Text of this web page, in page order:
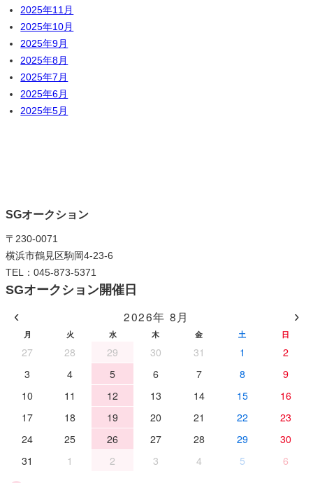
2025年11月
2025年10月
2025年9月
2025年8月
2025年7月
2025年6月
2025年5月
SGオークション
〒230-0071
横浜市鶴見区駒岡4-23-6
TEL：045-873-5371
SGオークション開催日
‹ 2026年 8月 ›
月 火 水 木 金 土 日
27 28 29 30 31 1
2
3
4 5 6 7 8
9
10
11 12 13 14 15
16
17
18 19 20 21 22
23
24
25 26 27 28 29
30
31
1 2 3 4 5 6